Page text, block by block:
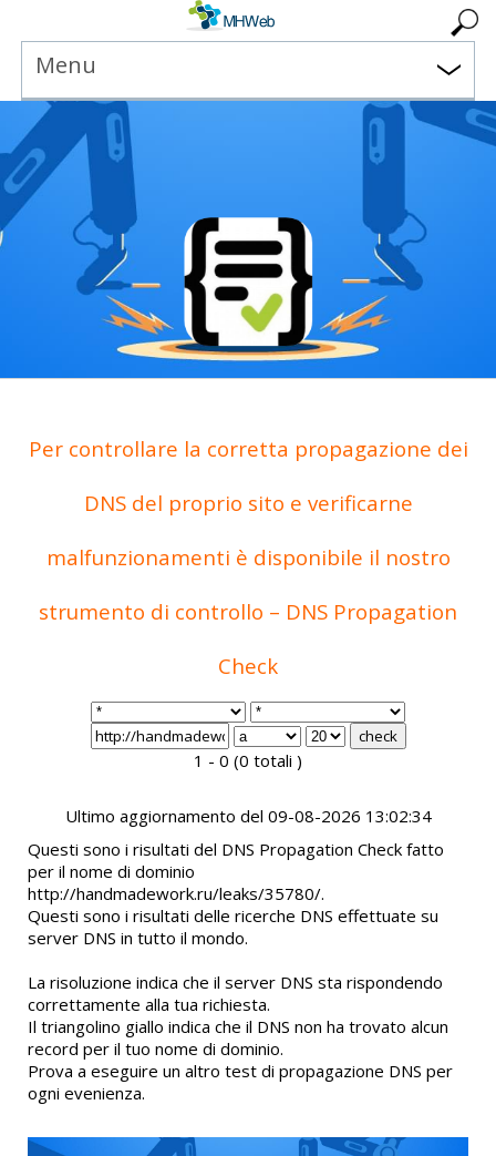
Menu
Per controllare la corretta propagazione dei
DNS del proprio sito e verificarne
malfunzionamenti è disponibile il nostro
strumento di controllo – DNS Propagation
Check
1 - 0 (0 totali )
Ultimo aggiornamento del 09-08-2026 13:02:34
Questi sono i risultati del DNS Propagation Check fatto
per il nome di dominio
http://handmadework.ru/leaks/35780/.
Questi sono i risultati delle ricerche DNS effettuate su
server DNS in tutto il mondo.
La risoluzione indica che il server DNS sta rispondendo
correttamente alla tua richiesta.
Il triangolino giallo indica che il DNS non ha trovato alcun
record per il tuo nome di dominio.
Prova a eseguire un altro test di propagazione DNS per
ogni evenienza.